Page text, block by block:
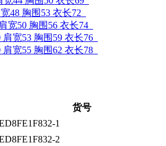
48 胸围53 衣长72
宽50 胸围56 衣长74
宽53 胸围59 衣长76
宽55 胸围62 衣长78
货号
1
2